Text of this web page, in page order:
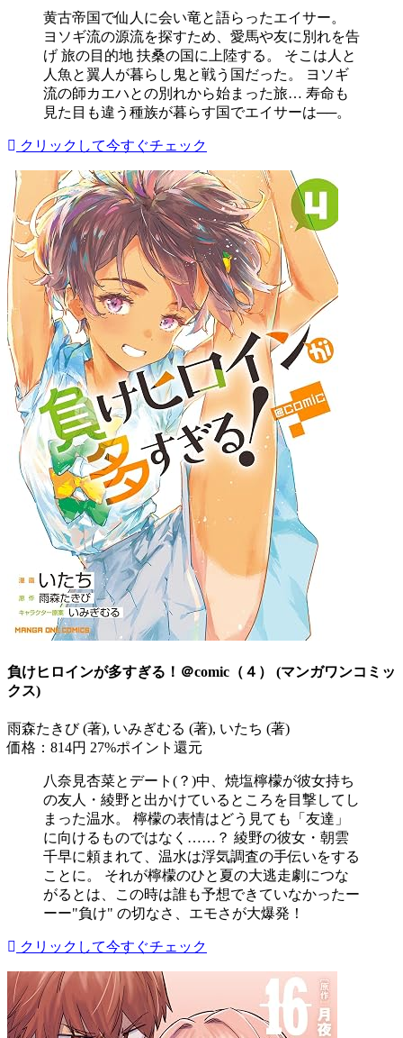
黄古帝国で仙人に会い竜と語らったエイサー。
ヨソギ流の源流を探すため、愛馬や友に別れを告
げ 旅の目的地 扶桑の国に上陸する。 そこは人と
人魚と翼人が暮らし鬼と戦う国だった。 ヨソギ
流の師カエハとの別れから始まった旅… 寿命も
見た目も違う種族が暮らす国でエイサーは──。
クリックして今すぐチェック
負けヒロインが多すぎる！＠comic（４） (マンガワンコミッ
クス)
雨森たきび (著), いみぎむる (著), いたち (著)
価格：814円 27%ポイント還元
八奈見杏菜とデート(？)中、焼塩檸檬が彼女持ち
の友人・綾野と出かけているところを目撃してし
まった温水。 檸檬の表情はどう見ても「友達」
に向けるものではなく……？ 綾野の彼女・朝雲
千早に頼まれて、温水は浮気調査の手伝いをする
ことに。 それが檸檬のひと夏の大逃走劇につな
がるとは、この時は誰も予想できていなかったー
ーー"負け" の切なさ、エモさが大爆発！
クリックして今すぐチェック